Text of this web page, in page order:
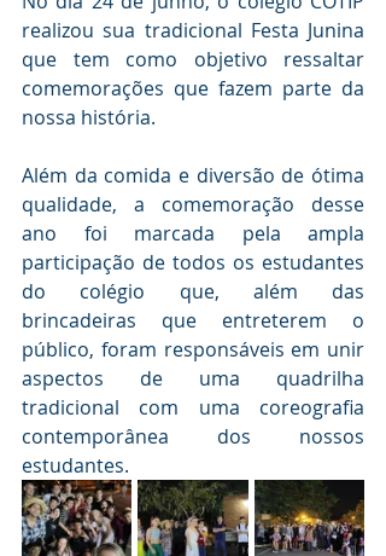
realizou sua tradicional Festa Junina
que tem como objetivo ressaltar
comemorações que fazem parte da
nossa história.
Além da comida e diversão de ótima
qualidade, a comemoração desse
ano foi marcada pela ampla
participação de todos os estudantes
do colégio que, além das
brincadeiras que entreterem o
público, foram responsáveis em unir
aspectos de uma quadrilha
tradicional com uma coreografia
contemporânea dos nossos
estudantes.